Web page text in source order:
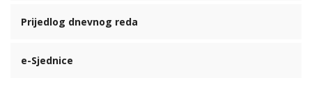
Prijedlog dnevnog reda
e-Sjednice